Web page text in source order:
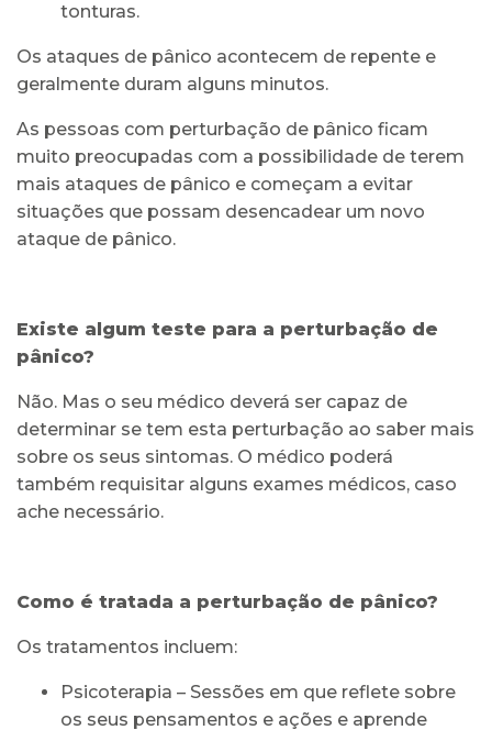
tonturas.
Os ataques de pânico acontecem de repente e
geralmente duram alguns minutos.
As pessoas com perturbação de pânico ficam
muito preocupadas com a possibilidade de terem
mais ataques de pânico e começam a evitar
situações que possam desencadear um novo
ataque de pânico.
Existe algum teste para a perturbação de
pânico?
Não. Mas o seu médico deverá ser capaz de
determinar se tem esta perturbação ao saber mais
sobre os seus sintomas. O médico poderá
também requisitar alguns exames médicos, caso
ache necessário.
Como é tratada a perturbação de pânico?
Os tratamentos incluem:
Psicoterapia – Sessões em que reflete sobre
os seus pensamentos e ações e aprende